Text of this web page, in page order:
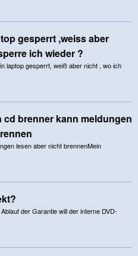
gesperrt ,weiss aber
ich wieder ?
laptop gesperrt, weiß aber nicht , wo ich
cd brenner kann meldungen
lesen aber nicht brennenMein
der Garantie will der interne DVD-